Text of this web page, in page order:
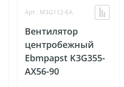
Арт.: M3G112-EA
Вентилятор
центробежный
Ebmpapst K3G355-
AX56-90